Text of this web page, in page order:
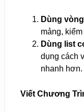
Dùng
mảng,
Dùng list
dụng cách
nhanh hơn.
Viết Chương